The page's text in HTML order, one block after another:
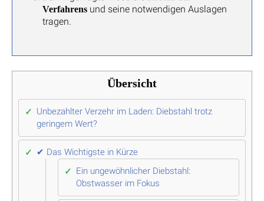
Verfahrensund seine notwendigen Auslagen
tragen.
Übersicht
Unbezahlter Verzehr im Laden: Diebstahl trotz
geringem Wert?
✔ Das Wichtigste in Kürze
Ein ungewöhnlicher Diebstahl:
Obstwasser im Fokus